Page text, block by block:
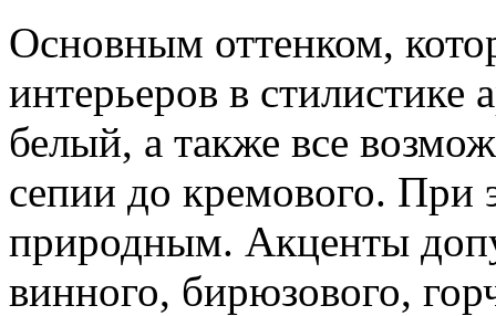
Основным оттенком,
интерьеров в стилистике
белый, а также все
сепии до кремового. При
природным. Акценты
винного, бирюзового,